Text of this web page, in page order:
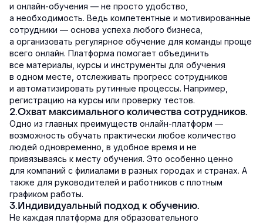
и онлайн-обучения — не просто удобство,
а необходимость. Ведь компетентные и мотивированные
сотрудники — основа успеха любого бизнеса,
а организовать регулярное обучение для команды проще
всего онлайн. Платформа помогает объединить
все материалы, курсы и инструменты для обучения
в одном месте, отслеживать прогресс сотрудников
и автоматизировать рутинные процессы. Например,
регистрацию на курсы или проверку тестов.
2.Охват максимального количества сотрудников.
Одно из главных преимуществ онлайн-платформ —
возможность обучать практически любое количество
людей одновременно, в удобное время и не
привязываясь к месту обучения. Это особенно ценно
для компаний с филиалами в разных городах и странах. А
также для руководителей и работников с плотным
графиком работы.
3.Индивидуальный подход к обучению.
Не каждая платформа для образовательного